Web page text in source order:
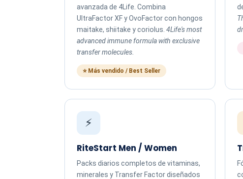
avanzada de 4Life. Combina
UltraFactor XF y OvoFactor con hongos
maitake, shiitake y coriolus. 4Life's most
advanced immune formula with exclusive
transfer molecules.
⭐ Más vendido / Best Seller
⚡
RiteStart Men / Women
Packs diarios completos de vitaminas,
minerales y Transfer Factor diseñados